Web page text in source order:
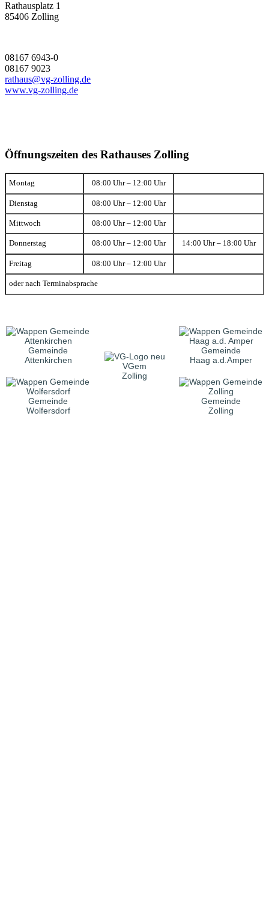
Rathausplatz 1
85406 Zolling
08167 6943-0
08167 9023
rathaus@vg-zolling.de
www.vg-zolling.de
Öffnungszeiten des Rathauses Zolling
Montag 08:00 Uhr – 12:00 Uhr
Dienstag 08:00 Uhr – 12:00 Uhr
Mittwoch 08:00 Uhr – 12:00 Uhr
Donnerstag 08:00 Uhr – 12:00 Uhr 14:00 Uhr – 18:00 Uhr
Freitag 08:00 Uhr – 12:00 Uhr
oder nach Terminabsprache
Gemeinde
Attenkirchen
VGem
Zolling
Gemeinde
Haag a.d.Amper
Gemeinde
Wolfersdorf
Gemeinde
Zolling